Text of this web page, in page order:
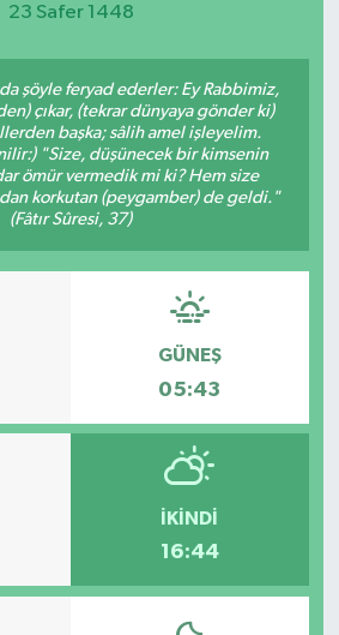
23 Safer 1448
şöyle feryad ederler: Ey Rabbimiz,
çıkar, (tekrar dünyaya gönder ki)
başka; sâlih amel işleyelim.
"Size, düşünecek bir kimsenin
ömür vermedik mi ki? Hem size
korkutan (peygamber) de geldi."
(Fâtır Sûresi, 37)
GÜNEŞ
05:43
İKINDI
16:44